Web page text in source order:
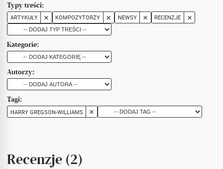
Typy treści:
ARTYKUŁY KOMPOZYTORZY NEWSY RECENZJE
Kategorie:
Autorzy:
Tagi:
HARRY GREGSON-WILLIAMS
Recenzje (2)